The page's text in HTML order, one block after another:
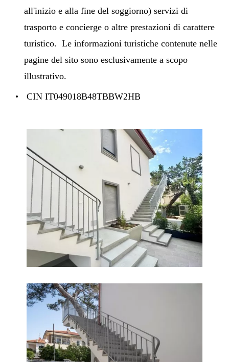
all'inizio e alla fine del soggiorno) servizi di
trasporto e concierge o altre prestazioni di carattere
turistico. Le informazioni turistiche contenute nelle
pagine del sito sono esclusivamente a scopo
illustrativo.
CIN IT049018B48TBBW2HB